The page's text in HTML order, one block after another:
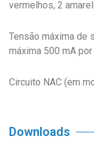
vermelhos, 2
Tensão máxima de
máxima 500 mA por
Circuito NAC (em
Downloads